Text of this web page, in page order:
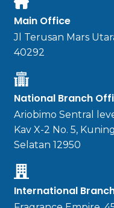
Main Office
Jl Terusan Mars
40292
National Branch
Ariobimo Sentral
Kav X-2 No. 5,
Selatan 12950
International